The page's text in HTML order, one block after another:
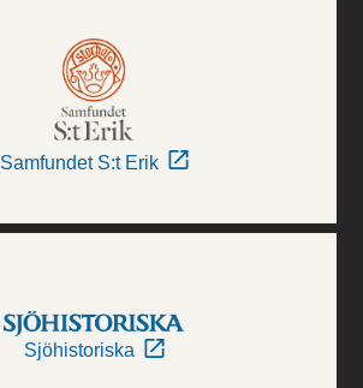
Samfundet S:t Erik
Sjöhistoriska